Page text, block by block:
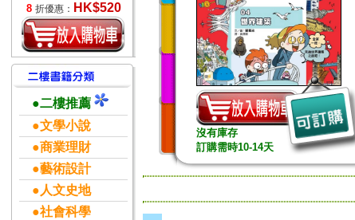
8 折優惠： HK$520
●二樓推薦
●文學小說
●商業理財
●藝術設計
●人文史地
●社會科學
沒有庫存
訂購需時10-14天